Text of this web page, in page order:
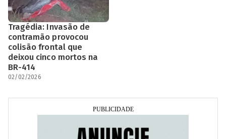
Tragédia: Invasão de
contramão provocou
colisão frontal que
deixou cinco mortos na
BR-414
02/02/2026